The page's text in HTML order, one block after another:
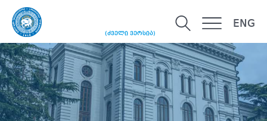
(ძველი ვერსია)
ENG